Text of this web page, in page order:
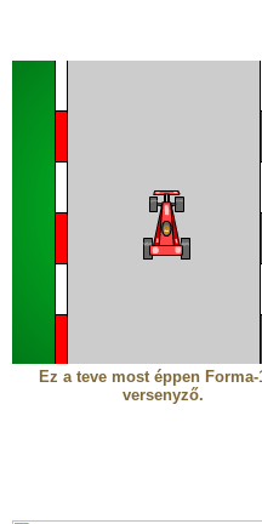
Ez a teve most éppen Forma-
versenyző.